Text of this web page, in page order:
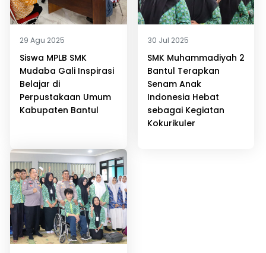
29 Agu 2025
Siswa MPLB SMK
Mudaba Gali Inspirasi
Belajar di
Perpustakaan Umum
Kabupaten Bantul
30 Jul 2025
SMK Muhammadiyah 2
Bantul Terapkan
Senam Anak
Indonesia Hebat
sebagai Kegiatan
Kokurikuler